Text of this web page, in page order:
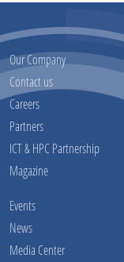
Our Company
Contact us
Careers
Partners
ICT & HPC Partnership
Magazine
Events
News
Media Center